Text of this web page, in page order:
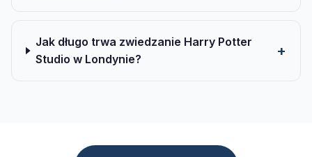
Jak długo trwa zwiedzanie Harry Potter
Studio w Londynie?